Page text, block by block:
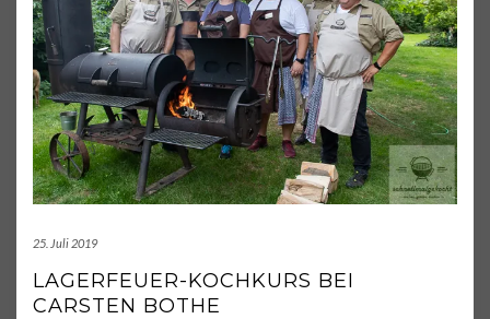
25. Juli 2019
LAGERFEUER-KOCHKURS BEI
CARSTEN BOTHE